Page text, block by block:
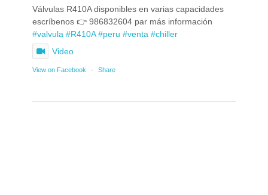
Válvulas R410A disponibles en varias capacidades
escríbenos 👉 986832604 par más información
#valvula #R410A #peru #venta #chiller
Video
View on Facebook · Share